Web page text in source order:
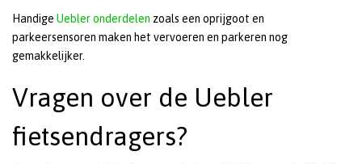
Handige Uebler onderdelen zoals een oprijgoot en
parkeersensoren maken het vervoeren en parkeren nog
gemakkelijker.
Vragen over de Uebler
fietsendragers?